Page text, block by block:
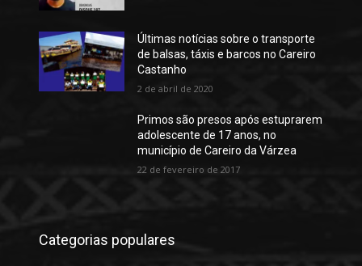
Últimas notícias sobre o transporte
de balsas, táxis e barcos no Careiro
Castanho
2 de abril de 2020
Primos são presos após estuprarem
adolescente de 17 anos, no
município de Careiro da Várzea
22 de fevereiro de 2017
Categorias populares